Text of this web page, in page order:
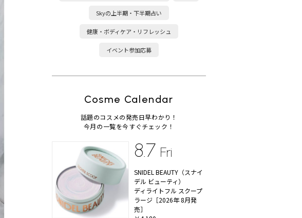
Skyの上半期・下半期占い
健康・ボディケア・リフレッシュ
イベント参加応募
Cosme Calendar
話題のコスメの発売日早わかり！
今月の一覧を今すぐチェック！
8.7 Fri
SNIDEL BEAUTY（スナイ
デル ビューティ）
ディライトフル スクープ
ラージ［2026年 8月発
売］